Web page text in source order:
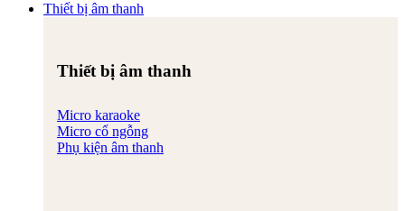
Thiết bị âm thanh
Thiết bị âm thanh
Micro karaoke
Micro cổ ngỗng
Phụ kiện âm thanh